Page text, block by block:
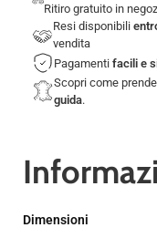
Ritiro gratuito in
Resi disponibili
vendita
Pagamenti facili e
Scopri come
guida.
Dimensioni